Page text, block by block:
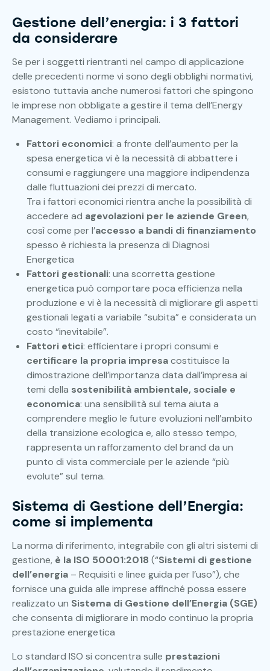
Gestione dell’energia: i 3 fattori
da considerare
Se per i soggetti rientranti nel campo di applicazione
delle precedenti norme vi sono degli obblighi normativi,
esistono tuttavia anche numerosi fattori che spingono
le imprese non obbligate a gestire il tema dell’Energy
Management. Vediamo i principali.
Fattori economici: a fronte dell’aumento per la
spesa energetica vi è la necessità di abbattere i
consumi e raggiungere una maggiore indipendenza
dalle fluttuazioni dei prezzi di mercato.
Tra i fattori economici rientra anche la possibilità di
accedere ad agevolazioni per le aziende Green,
così come per l’accesso a bandi di finanziamento
spesso è richiesta la presenza di Diagnosi
Energetica
Fattori gestionali: una scorretta gestione
energetica può comportare poca efficienza nella
produzione e vi è la necessità di migliorare gli aspetti
gestionali legati a variabile “subita” e considerata un
costo “inevitabile”.
Fattori etici: efficientare i propri consumi e
certificare la propria impresacostituisce la
dimostrazione dell’importanza data dall’impresa ai
temi della sostenibilità ambientale, sociale e
economica: una sensibilità sul tema aiuta a
comprendere meglio le future evoluzioni nell’ambito
della transizione ecologica e, allo stesso tempo,
rappresenta un rafforzamento del brand da un
punto di vista commerciale per le aziende “più
evolute” sul tema.
Sistema di Gestione dell’Energia:
come si implementa
La norma di riferimento, integrabile con gli altri sistemi di
gestione, è la ISO 50001:2018 (“Sistemi di gestione
dell’energia – Requisiti e linee guida per l’uso”), che
fornisce una guida alle imprese affinché possa essere
realizzato un Sistema di Gestione dell’Energia (SGE)
che consenta di migliorare in modo continuo la propria
prestazione energetica
Lo standard ISO si concentra sulle prestazioni